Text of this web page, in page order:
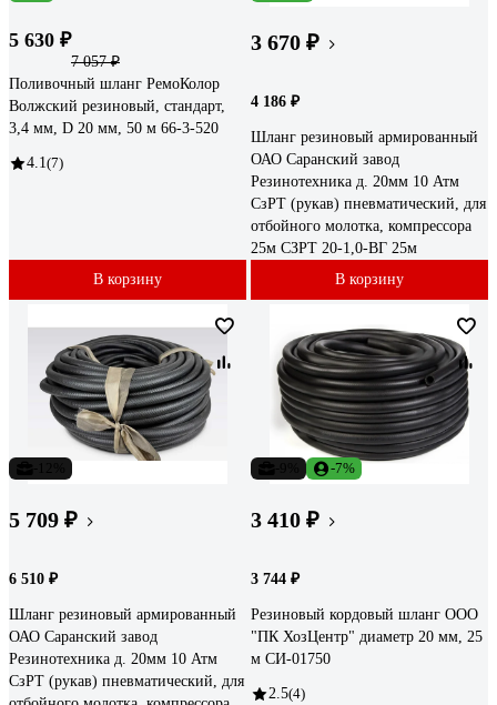
5 630 ₽
7 057 ₽
Поливочный шланг РемоКолор
Волжский резиновый, стандарт,
3,4 мм, D 20 мм, 50 м 66-3-520
4.1 (7)
В корзину
3 670 ₽
4 186 ₽
Шланг резиновый армированный
ОАО Саранский завод
Резинотехника д. 20мм 10 Атм
СзРТ (рукав) пневматический, для
отбойного молотка, компрессора
25м СЗРТ 20-1,0-ВГ 25м
В корзину
5 709 ₽
6 510 ₽
Шланг резиновый армированный
ОАО Саранский завод
Резинотехника д. 20мм 10 Атм
СзРТ (рукав) пневматический, для
-7%
3 410 ₽
3 744 ₽
Резиновый кордовый шланг ООО
"ПК ХозЦентр" диаметр 20 мм, 25
м СИ-01750
2.5(4)